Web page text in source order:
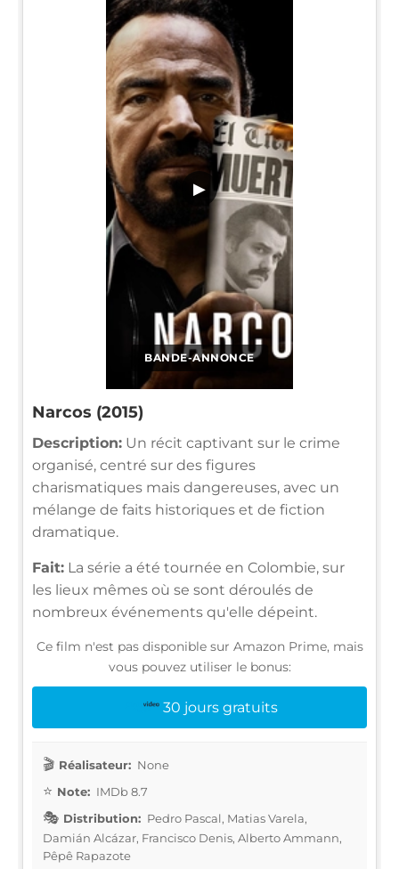
BANDE-ANNONCE
▶
Narcos (2015)
Description: Un récit captivant sur le crime
organisé, centré sur des figures
charismatiques mais dangereuses, avec un
mélange de faits historiques et de fiction
dramatique.
Fait: La série a été tournée en Colombie, sur
les lieux mêmes où se sont déroulés de
nombreux événements qu'elle dépeint.
Ce film n'est pas disponible sur Amazon Prime, mais
vous pouvez utiliser le bonus:
30 jours gratuits
Réalisateur: None
Note: IMDb 8.7
Distribution: Pedro Pascal, Matias Varela,
Damián Alcázar, Francisco Denis, Alberto Ammann,
Pêpê Rapazote